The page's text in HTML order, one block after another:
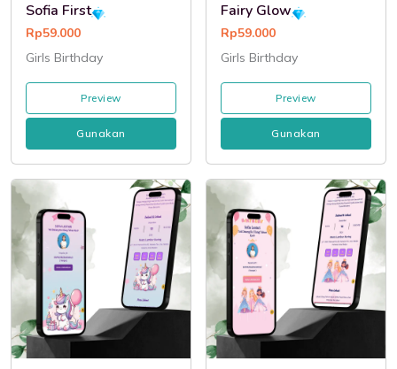
Sofia First
Rp59.000
Girls Birthday
Preview
Gunakan
Fairy Glow
Rp59.000
Girls Birthday
Preview
Gunakan